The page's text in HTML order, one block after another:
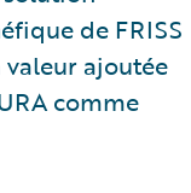
de FRISS
valeur ajoutée
comme